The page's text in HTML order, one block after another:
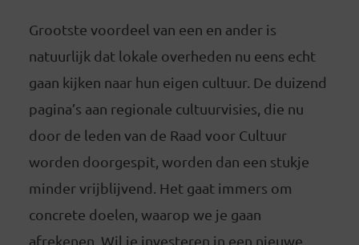
Grootste voordeel van een en ander is
natuurlijk dat lokale overheden nu eens echt
gaan kijken naar hun eigen cultuur. De duizend
pagina’s aan regionale cultuurvisies, die nu
door de leden van de Raad voor Cultuur
worden doorgespit, worden dan een stukje
minder vrijblijvend. Het gaat immers om
concrete doelen, waarop we je gaan
afrekenen. Wil je investeren in een nieuwe